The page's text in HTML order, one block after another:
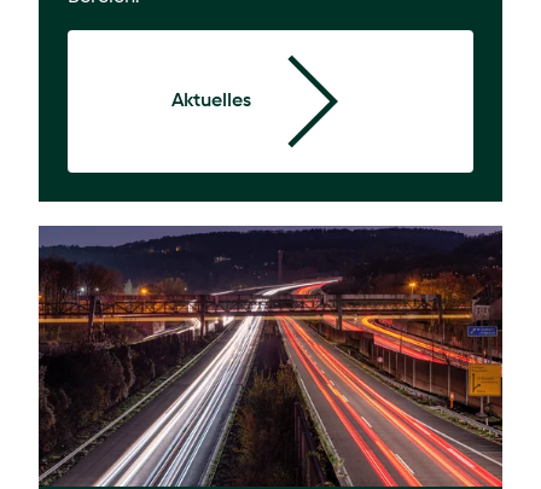
Aktuelles